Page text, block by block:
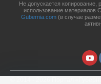
Не допускается копирование,
использование материалов
Gubernia.com (в случае